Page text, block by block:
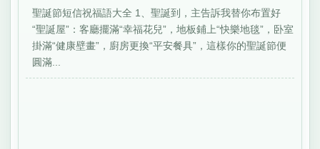
聖誕節短信祝福語大全 1、聖誕到，主告訴我替你布置好
“聖誕屋”：客廳擺滿“幸福花兒”，地板鋪上“快樂地毯”，卧室
掛滿“健康壁畫”，廚房更換“平安餐具”，這樣你的聖誕節便
圓滿...